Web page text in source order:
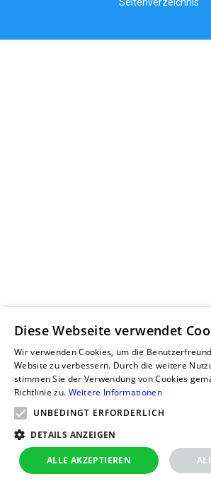
Diese Webseite verwendet
Wir verwenden Cookies, um die
Website zu verbessern. Durch die weitere
stimmen Sie der Verwendung von Cookies
Richtlinie zu. Weitere Informationen
UNBEDINGT ERFORDERLICH
DETAILS ANZEIGEN
ALLE AKZEPTIEREN